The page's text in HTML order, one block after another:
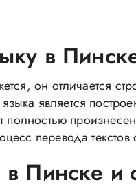
в
он отличается
является
полностью
перевода текстов
в Пинске и